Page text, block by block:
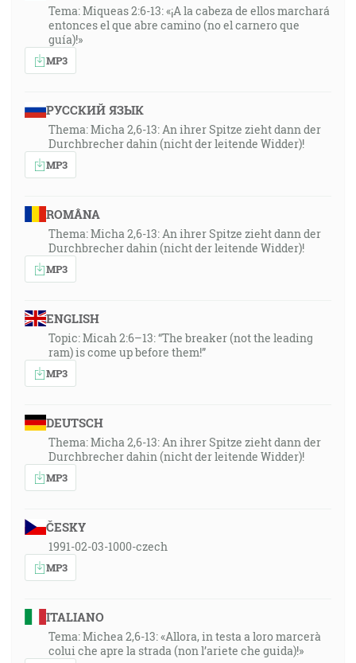
Tema: Miqueas 2:6-13: «¡A la cabeza de ellos marchará
entonces el que abre camino (no el carnero que
guía)!»
MP3
РУССКИЙ ЯЗЫК
Thema: Micha 2,6-13: An ihrer Spitze zieht dann der
Durchbrecher dahin (nicht der leitende Widder)!
MP3
ROMÂNA
Thema: Micha 2,6-13: An ihrer Spitze zieht dann der
Durchbrecher dahin (nicht der leitende Widder)!
MP3
ENGLISH
Topic: Micah 2:6–13: “The breaker (not the leading
ram) is come up before them!”
MP3
DEUTSCH
Thema: Micha 2,6-13: An ihrer Spitze zieht dann der
Durchbrecher dahin (nicht der leitende Widder)!
MP3
ČESKY
1991-02-03-1000-czech
MP3
ITALIANO
Tema: Michea 2,6-13: «Allora, in testa a loro marcerà
colui che apre la strada (non l’ariete che guida)!»